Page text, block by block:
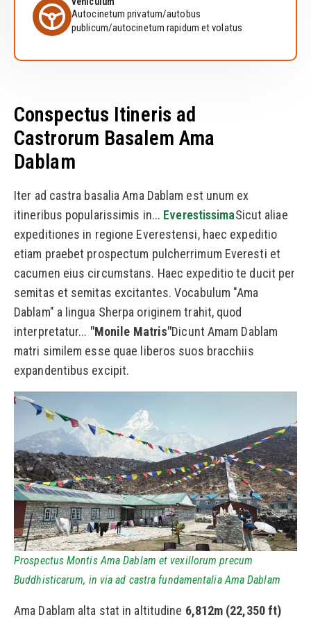
Autocinetum privatum/autobus
publicum/autocinetum rapidum et volatus
Conspectus Itineris ad
Castrorum Basalem Ama
Dablam
Iter ad castra basalia Ama Dablam est unum ex
itineribus popularissimis in... EverestissimaSicut aliae
expeditiones in regione Everestensi, haec expeditio
etiam praebet prospectum pulcherrimum Everesti et
cacumen eius circumstans. Haec expeditio te ducit per
semitas et semitas excitantes. Vocabulum "Ama
Dablam" a lingua Sherpa originem trahit, quod
interpretatur... "Monile Matris"Dicunt Amam Dablam
matri similem esse quae liberos suos bracchiis
expandentibus excipit.
Prospectus Montis Ama Dablam et vexillorum precum
Buddhisticarum, in via ad castra fundamentalia Ama Dablam
Ama Dablam alta stat in altitudine 6,812m (22,350 ft)